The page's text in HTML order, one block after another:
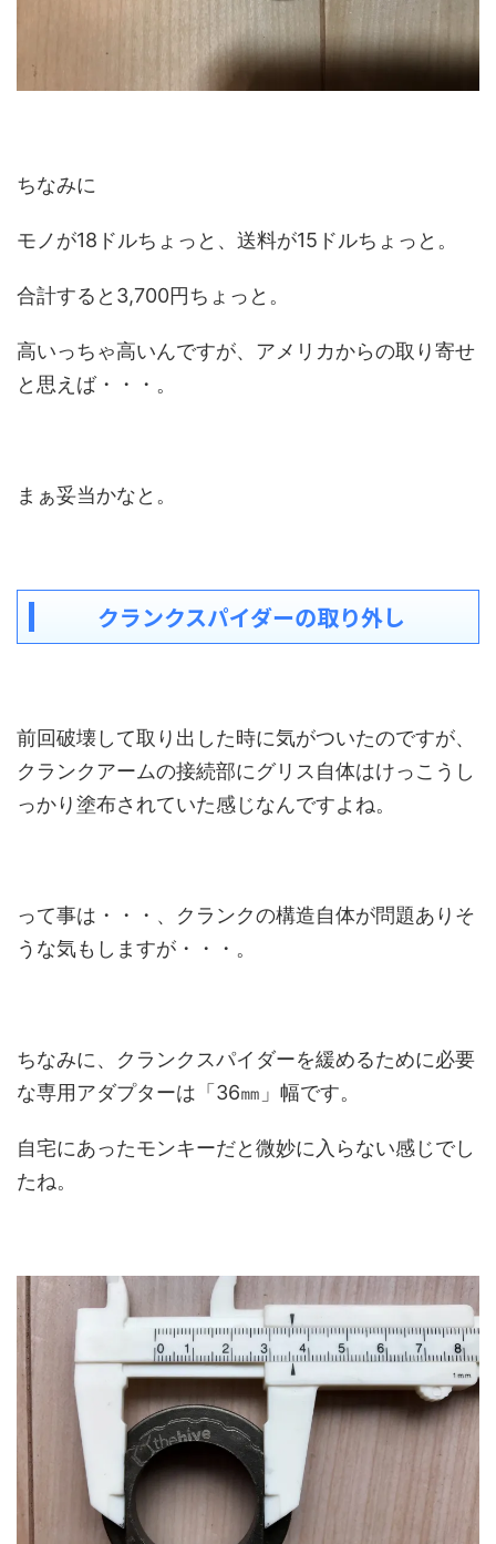
ちなみに
モノが18ドルちょっと、送料が15ドルちょっと。
合計すると3,700円ちょっと。
高いっちゃ高いんですが、アメリカからの取り寄せ
と思えば・・・。
まぁ妥当かなと。
クランクスパイダーの取り外し
前回破壊して取り出した時に気がついたのですが、
クランクアームの接続部にグリス自体はけっこうし
っかり塗布されていた感じなんですよね。
って事は・・・、クランクの構造自体が問題ありそ
うな気もしますが・・・。
ちなみに、クランクスパイダーを緩めるために必要
な専用アダプターは「36㎜」幅です。
自宅にあったモンキーだと微妙に入らない感じでし
たね。